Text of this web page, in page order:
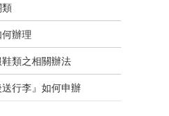
辦理
類之相關辦法
行李』如何申辦